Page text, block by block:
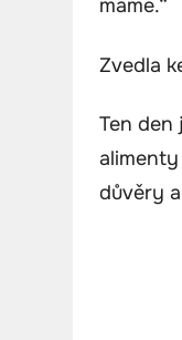
máme.“
Zvedla
Ten den
důvěry